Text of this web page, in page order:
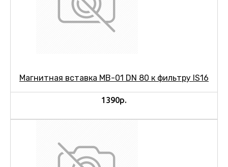
Магнитная вставка МВ-01 DN 80 к фильтру IS16
1390р.